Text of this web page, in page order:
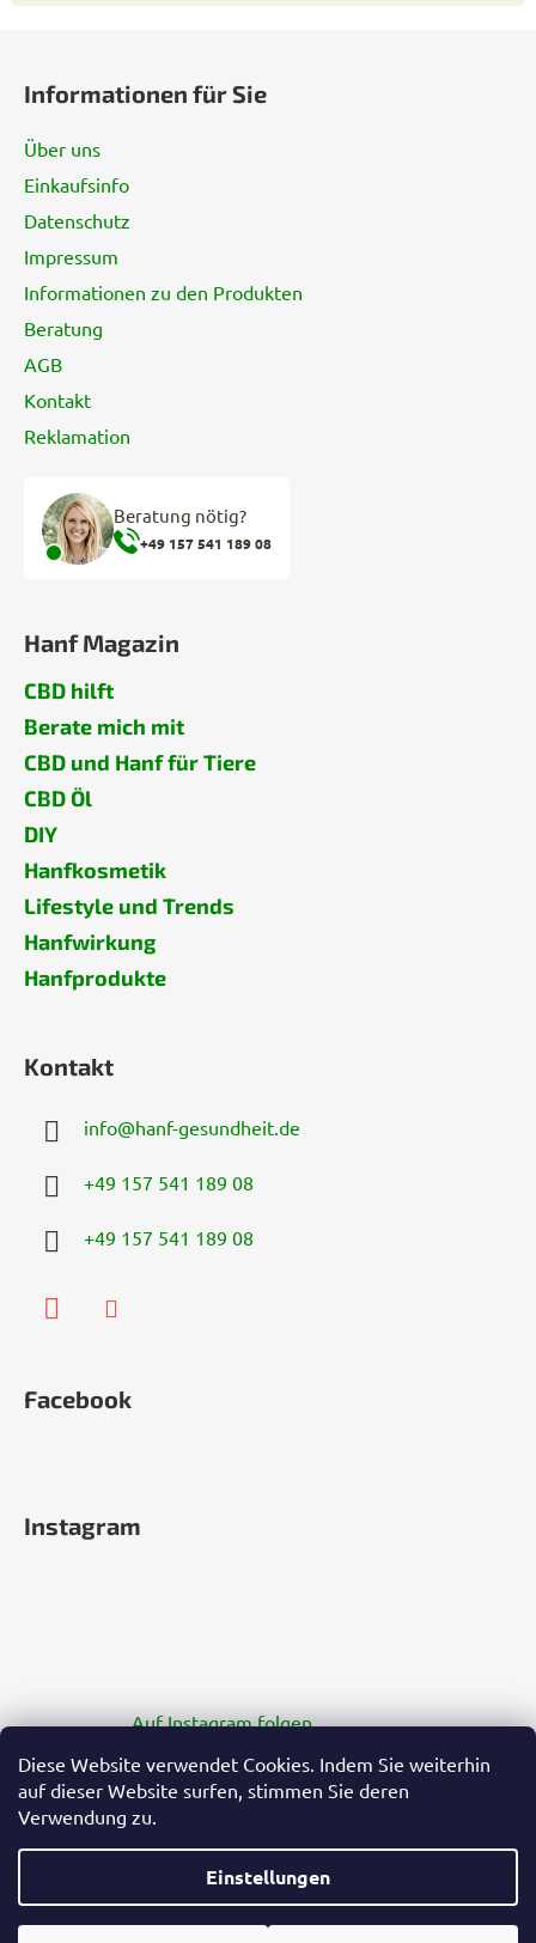
Diese Website verwendet Cookies. Indem Sie weiterhin
auf dieser Website surfen, stimmen Sie deren
Verwendung zu.
Einstellungen
e
i
Informationen für Sie
Über uns
Einkaufsinfo
Datenschutz
Impressum
Informationen zu den Produkten
Beratung
AGB
Kontakt
Reklamation
Beratung nötig?
+49 157 541 189 08
Hanf Magazin
CBD hilft
Berate mich mit
CBD und Hanf für Tiere
CBD Öl
DIY
Hanfkosmetik
Lifestyle und Trends
Hanfwirkung
Hanfprodukte
Kontakt
info@hanf-gesundheit.de
+49 157 541 189 08
+49 157 541 189 08
Facebook
Instagram
Auf Instagram folgen
Erstellt von Shoptet Premium